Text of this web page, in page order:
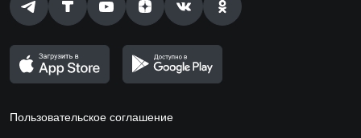
Пользовательское соглашение